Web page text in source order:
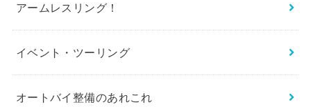
アームレスリング！
イベント・ツーリング
オートバイ整備のあれこれ